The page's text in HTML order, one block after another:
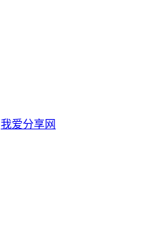
我爱分享网